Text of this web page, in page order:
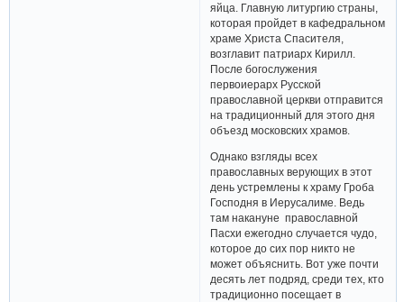
яйца. Главную литургию страны,
которая пройдет в кафедральном
храме Христа Спасителя,
возглавит патриарх Кирилл.
После богослужения
первоиерарх Русской
православной церкви отправится
на традиционный для этого дня
объезд московских храмов.
Однако взгляды всех
православных верующих в этот
день устремлены к храму Гроба
Господня в Иерусалиме. Ведь
там накануне православной
Пасхи ежегодно случается чудо,
которое до сих пор никто не
может объяснить. Вот уже почти
десять лет подряд, среди тех, кто
традиционно посещает в